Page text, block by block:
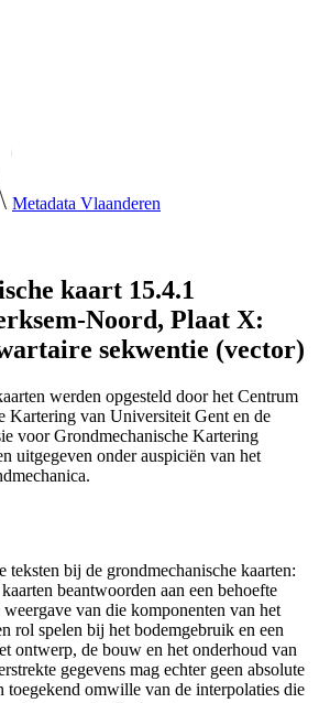
Metadata Vlaanderen
kaart 15.4.1
Noord, Plaat X:
sekwentie (vector)
werden opgesteld door het Centrum
Kartering van Universiteit Gent en de
voor Grondmechanische Kartering
uitgegeven onder auspiciën van het
teksten bij de grondmechanische kaarten:
beantwoorden aan een behoefte
weergave van die komponenten van het
rol spelen bij het bodemgebruik en een
ontwerp, de bouw en het onderhoud van
gegevens mag echter geen absolute
omwille van de interpolaties die